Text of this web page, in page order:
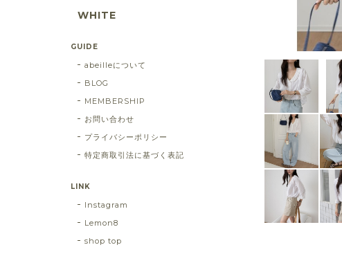
WHITE
GUIDE
abeilleについて
BLOG
MEMBERSHIP
お問い合わせ
プライバシーポリシー
特定商取引法に基づく表記
LINK
Instagram
Lemon8
shop top